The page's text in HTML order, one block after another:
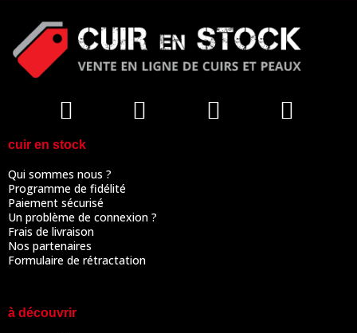
cuir en stock
Qui sommes nous ?
Programme de fidélité
Paiement sécurisé
Un problème de connexion ?
Frais de livraison
Nos partenaires
Formulaire de rétractation
à découvrir